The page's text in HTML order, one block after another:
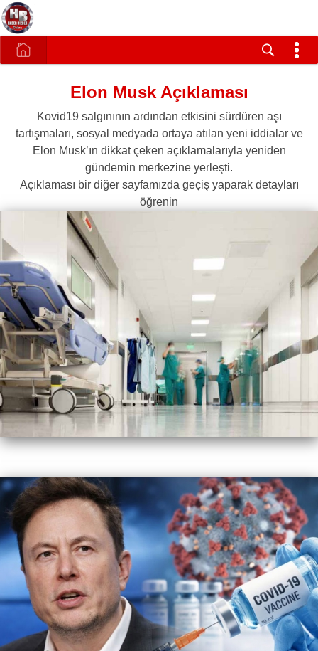
Elon Musk Açıklaması
Kovid19 salgınının ardından etkisini sürdüren aşı
tartışmaları, sosyal medyada ortaya atılan yeni iddialar ve
Elon Musk’ın dikkat çeken açıklamalarıyla yeniden
gündemin merkezine yerleşti.
Açıklaması bir diğer sayfamızda geçiş yaparak detayları
öğrenin